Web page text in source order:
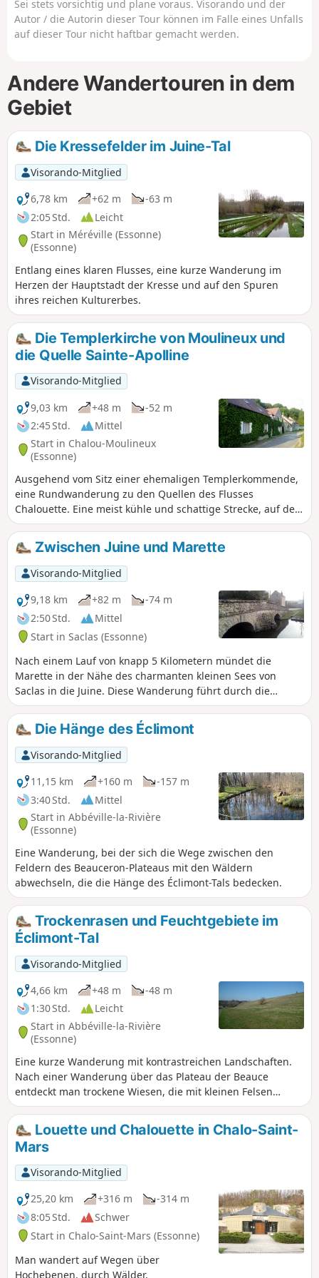
Sei stets vorsichtig und plane voraus. Visorando und der
Autor / die Autorin dieser Tour können im Falle eines Unfalls
auf dieser Tour nicht haftbar gemacht werden.
Andere Wandertouren in dem
Gebiet
Die Kressefelder im Juine-Tal
Visorando-Mitglied
6,78 km
+62 m
-63 m
2:05 Std.
Leicht
Start in Méréville (Essonne)
(Essonne)
Entlang eines klaren Flusses, eine kurze Wanderung im
Herzen der Hauptstadt der Kresse und auf den Spuren
ihres reichen Kulturerbes.
Die Templerkirche von Moulineux und
die Quelle Sainte-Apolline
Visorando-Mitglied
9,03 km
+48 m
-52 m
2:45 Std.
Mittel
Start in Chalou-Moulineux
(Essonne)
Ausgehend vom Sitz einer ehemaligen Templerkommende,
eine Rundwanderung zu den Quellen des Flusses
Chalouette. Eine meist kühle und schattige Strecke, auf der
Sie ein reiches Kulturerbe entdecken können.
Zwischen Juine und Marette
Visorando-Mitglied
9,18 km
+82 m
-74 m
2:50 Std.
Mittel
Start in Saclas (Essonne)
Nach einem Lauf von knapp 5 Kilometern mündet die
Marette in der Nähe des charmanten kleinen Sees von
Saclas in die Juine. Diese Wanderung führt durch die
bewaldeten Täler dieser beiden Flüsse und über das sie
überragende Ackerland.
Die Hänge des Éclimont
Visorando-Mitglied
11,15 km
+160 m
-157 m
3:40 Std.
Mittel
Start in Abbéville-la-Rivière
(Essonne)
Eine Wanderung, bei der sich die Wege zwischen den
Feldern des Beauceron-Plateaus mit den Wäldern
abwechseln, die die Hänge des Éclimont-Tals bedecken.
Trockenrasen und Feuchtgebiete im
Éclimont-Tal
Visorando-Mitglied
4,66 km
+48 m
-48 m
1:30 Std.
Leicht
Start in Abbéville-la-Rivière
(Essonne)
Eine kurze Wanderung mit kontrastreichen Landschaften.
Nach einer Wanderung über das Plateau der Beauce
entdeckt man trockene Wiesen, die mit kleinen Felsen
übersät sind. Anschließend durchquert man das Tal des
Éclimont mit seinen Feuchtgebieten.
Louette und Chalouette in Chalo-Saint-
Mars
Visorando-Mitglied
25,20 km
+316 m
-314 m
8:05 Std.
Schwer
Start in Chalo-Saint-Mars (Essonne)
Man wandert auf Wegen über
Hochebenen, durch Wälder,